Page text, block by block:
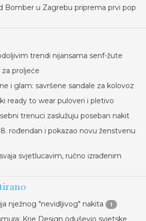
Bomber u Zagrebu priprema prvi pop
trendi nijansama senf-žute
proljeće
i glam: savršene sandale za kolovoz
ready to wear puloveri i pletivo
trenuci zaslužuju poseban nakit
rođendan i pokazao novu ženstvenu
svjetlucavim, ručno izrađenim
nježnog "nevidljivog" nakita 1
Krie Design oduševio svjetske